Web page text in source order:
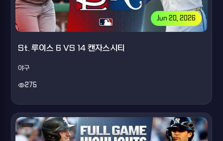
Jun 20, 2026
St. 루이스 6 VS 14 캔자스시티
야구
visibility275